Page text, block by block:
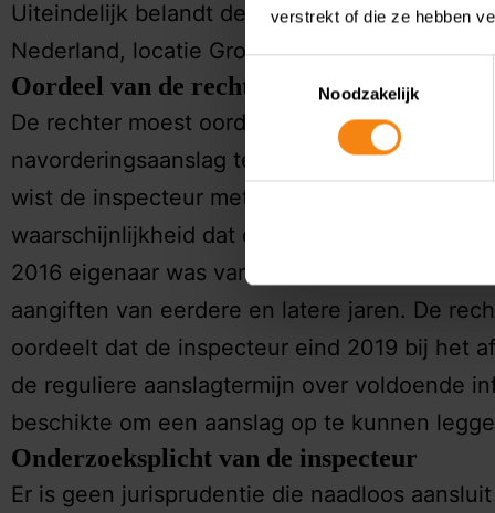
verstrekt of die ze hebben
Noodzakelijk
Uiteindelijk belandt de zaak bij de rechtbank
Nederland, locatie Groningen.
Oordeel van de rechtbank
De rechter moest oordelen of het opleggen
navorderingsaanslag terecht was. Volgens de
wist de inspecteur met een aan zekerheid
waarschijnlijkheid dat de belastingplichtige op
2016 eigenaar was van panden, omdat hij
aangiften van eerdere en latere jaren. De
oordeelt dat de inspecteur eind 2019 bij het
de reguliere aanslagtermijn over voldoende
beschikte om een aanslag op te kunnen
Onderzoeksplicht van de inspecteur
Er is geen jurisprudentie die naadloos